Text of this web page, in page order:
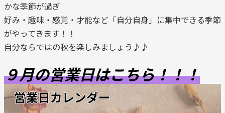
かな季節が過ぎ
好み・趣味・感覚・才能など「自分自身」に集中できる季節
がやってきます！！
自分ならではの秋を楽しみましょう♪♪
９月の営業日はこちら！！！